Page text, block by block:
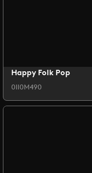
Happy Folk Pop
0II0M490